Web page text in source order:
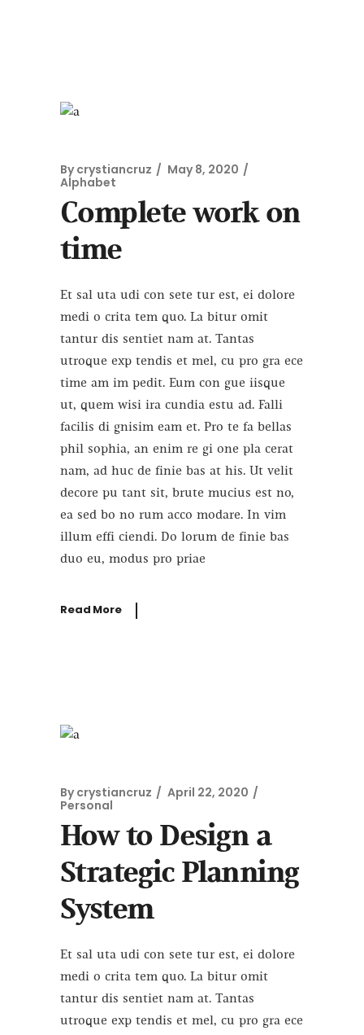
By crystiancruz
May 8, 2020
Alphabet
Complete work on
time
Et sal uta udi con sete tur est, ei dolore
medi o crita tem quo. La bitur omit
tantur dis sentiet nam at. Tantas
utroque exp tendis et mel, cu pro gra ece
time am im pedit. Eum con gue iisque
ut, quem wisi ira cundia estu ad. Falli
facilis di gnisim eam et. Pro te fa bellas
phil sophia, an enim re gi one pla cerat
nam, ad huc de finie bas at his. Ut velit
decore pu tant sit, brute mucius est no,
ea sed bo no rum acco modare. In vim
illum effi ciendi. Do lorum de finie bas
duo eu, modus pro priae
Read More
By crystiancruz
April 22, 2020
Personal
How to Design a
Strategic Planning
System
Et sal uta udi con sete tur est, ei dolore
medi o crita tem quo. La bitur omit
tantur dis sentiet nam at. Tantas
utroque exp tendis et mel, cu pro gra ece